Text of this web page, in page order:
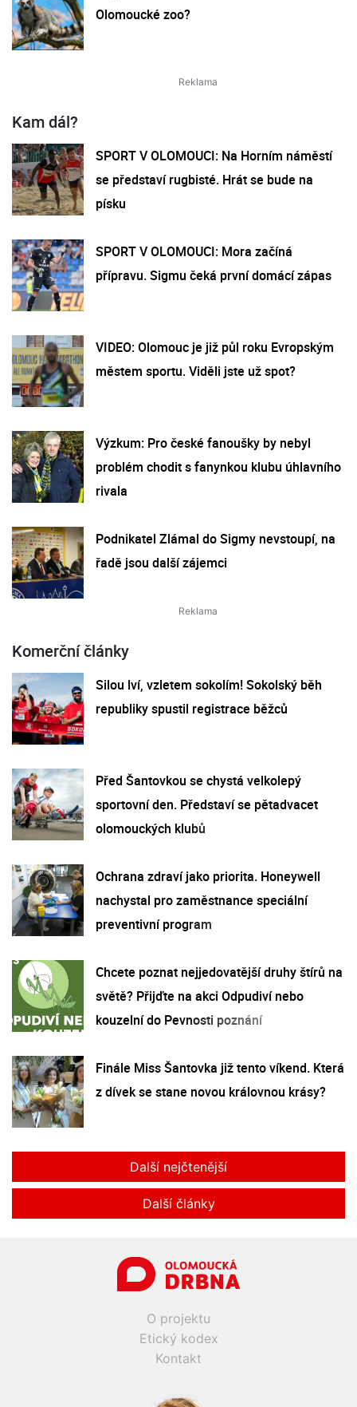
Olomoucké zoo?
Kam dál?
SPORT V OLOMOUCI: Na Horním náměstí
se představí rugbisté. Hrát se bude na
písku
SPORT V OLOMOUCI: Mora začíná
přípravu. Sigmu čeká první domácí zápas
VIDEO: Olomouc je již půl roku Evropským
městem sportu. Viděli jste už spot?
Výzkum: Pro české fanoušky by nebyl
problém chodit s fanynkou klubu úhlavního
rivala
Podnikatel Zlámal do Sigmy nevstoupí, na
řadě jsou další zájemci
Komerční články
Silou lví, vzletem sokolím! Sokolský běh
republiky spustil registrace běžců
Před Šantovkou se chystá velkolepý
sportovní den. Představí se pětadvacet
olomouckých klubů
Ochrana zdraví jako priorita. Honeywell
nachystal pro zaměstnance speciální
preventivní program
Chcete poznat nejjedovatější druhy štírů na
světě? Přijďte na akci Odpudiví nebo
kouzelní do Pevnosti poznání
Finále Miss Šantovka již tento víkend. Která
z dívek se stane novou královnou krásy?
Další nejčtenější
Další články
O projektu
Etický kodex
Kontakt